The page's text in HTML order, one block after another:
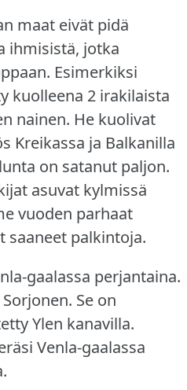
maat eivät pidä
ihmisistä, jotka
Esimerkiksi
kuolleena 2 irakilaista
nainen. He kuolivat
Kreikassa ja Balkanilla
on satanut paljon.
asuvat kylmissä
vuoden parhaat
saaneet palkintoja.
gaalassa perjantaina.
Se on
Ylen kanavilla.
Venla-gaalassa